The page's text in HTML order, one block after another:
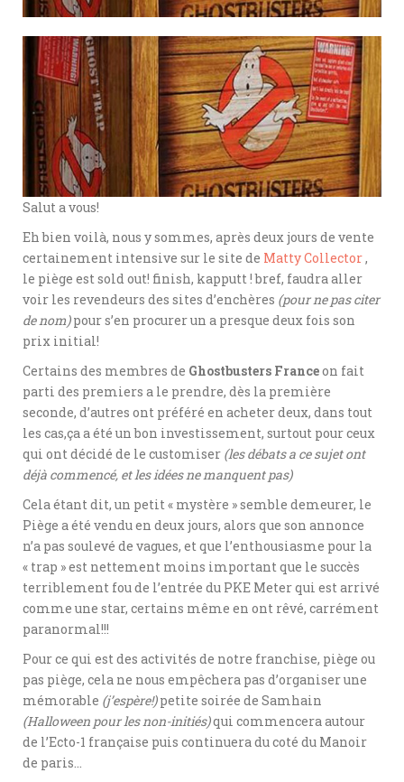
Salut a vous!
Eh bien voilà, nous y sommes, après deux jours de vente
certainement intensive sur le site de Matty Collector,
le piège est sold out! finish, kapputt ! bref, faudra aller
voir les revendeurs des sites d’enchères (pour ne pas citer
de nom)pour s’en procurer un a presque deux fois son
prix initial!
Certains des membres de Ghostbusters Franceon fait
parti des premiers a le prendre, dès la première
seconde, d’autres ont préféré en acheter deux, dans tout
les cas,ça a été un bon investissement, surtout pour ceux
qui ont décidé de le customiser (les débats a ce sujet ont
déjà commencé, et les idées ne manquent pas)
Cela étant dit, un petit « mystère » semble demeurer, le
Piège a été vendu en deux jours, alors que son annonce
n’a pas soulevé de vagues, et que l’enthousiasme pour la
« trap » est nettement moins important que le succès
terriblement fou de l’entrée du PKE Meter qui est arrivé
comme une star, certains même en ont rêvé, carrément
paranormal!!!
Pour ce qui est des activités de notre franchise, piège ou
pas piège, cela ne nous empêchera pas d’organiser une
mémorable (j’espère!)petite soirée de Samhain
(Halloween pour les non-initiés)qui commencera autour
de l’Ecto-1 française puis continuera du coté du Manoir
de paris…